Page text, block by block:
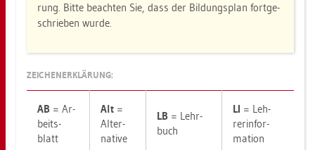
rung. Bitte be­ach­ten Sie, dass der Bil­dungs­plan fort­ge­
schrie­ben wurde.
ZEI­CHEN­ER­KLÄ­RUNG:
AB = Ar­
beits­
blatt
Alt =
Al­ter­
na­ti­ve
LB = Lehr­
buch
LI = Leh­
rer­in­for­
ma­ti­on